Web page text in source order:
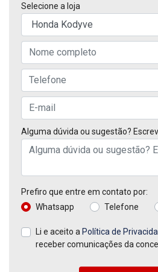
Selecione a loja
Alguma dúvida ou sugestão?
Prefiro que entre em contato por:
Whatsapp
Telefone
Li e aceito a Política de
receber comunicações da